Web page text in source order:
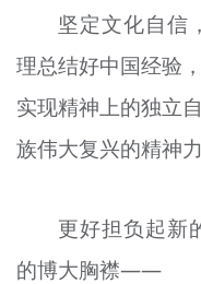
坚定文化自信
理总结好中国经验
实现精神上的独立
族伟大复兴的精神力
更好担负起新
的博大胸襟——